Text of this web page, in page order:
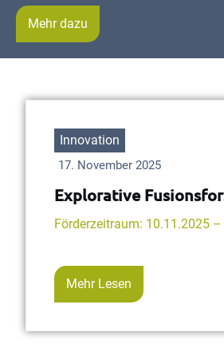
Mehr dazu
Innovation
17. November 2025
Explorative
Förderzeitraum: 10.11.2025
Mehr Lesen